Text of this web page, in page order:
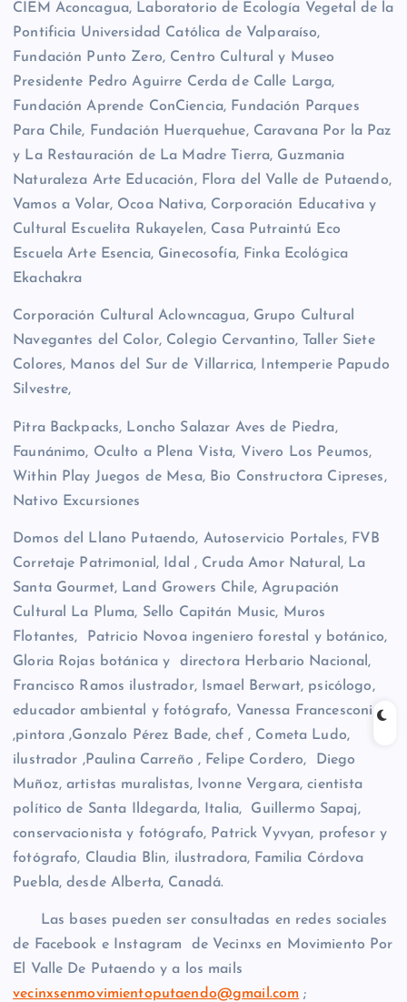
CIEM Aconcagua, Laboratorio de Ecología Vegetal de la
Pontificia Universidad Católica de Valparaíso,
Fundación Punto Zero, Centro Cultural y Museo
Presidente Pedro Aguirre Cerda de Calle Larga,
Fundación Aprende ConCiencia, Fundación Parques
Para Chile, Fundación Huerquehue, Caravana Por la Paz
y La Restauración de La Madre Tierra, Guzmania
Naturaleza Arte Educación, Flora del Valle de Putaendo,
Vamos a Volar, Ocoa Nativa, Corporación Educativa y
Cultural Escuelita Rukayelen, Casa Putraintú Eco
Escuela Arte Esencia, Ginecosofía, Finka Ecológica
Ekachakra
Corporación Cultural Aclowncagua, Grupo Cultural
Navegantes del Color, Colegio Cervantino, Taller Siete
Colores, Manos del Sur de Villarrica, Intemperie Papudo
Silvestre,
Pitra Backpacks, Loncho Salazar Aves de Piedra,
Faunánimo, Oculto a Plena Vista, Vivero Los Peumos,
Within Play Juegos de Mesa, Bio Constructora Cipreses,
Nativo Excursiones
Domos del Llano Putaendo, Autoservicio Portales, FVB
Corretaje Patrimonial, Idal , Cruda Amor Natural, La
Santa Gourmet, Land Growers Chile, Agrupación
Cultural La Pluma, Sello Capitán Music, Muros
Flotantes, Patricio Novoa ingeniero forestal y botánico,
Gloria Rojas botánica y directora Herbario Nacional,
Francisco Ramos ilustrador, Ismael Berwart, psicólogo,
educador ambiental y fotógrafo, Vanessa Francesconi
,pintora ,Gonzalo Pérez Bade, chef , Cometa Ludo,
ilustrador ,Paulina Carreño , Felipe Cordero, Diego
Muñoz, artistas muralistas, Ivonne Vergara, cientista
político de Santa Ildegarda, Italia, Guillermo Sapaj,
conservacionista y fotógrafo, Patrick Vyvyan, profesor y
fotógrafo, Claudia Blin, ilustradora, Familia Córdova
Puebla, desde Alberta, Canadá.
Las bases pueden ser consultadas en redes sociales
de Facebook e Instagram de Vecinxs en Movimiento Por
El Valle De Putaendo y a los mails
vecinxsenmovimientoputaendo@gmail.com ;